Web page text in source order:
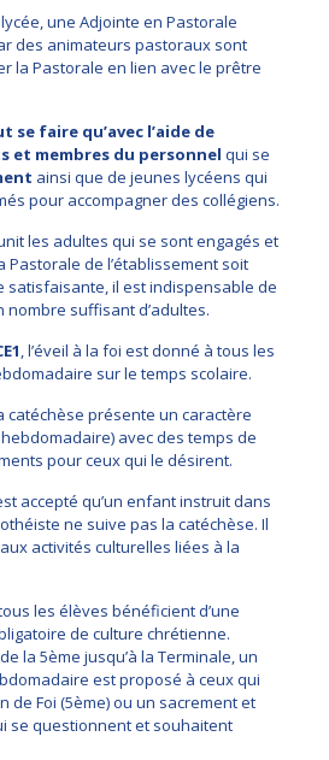
une Adjointe en Pastorale
des animateurs pastoraux sont
la Pastorale en lien avec le prêtre
se faire qu’avec l’aide de
et membres du personnel qui se
ainsi que de jeunes lycéens qui
pour accompagner des collégiens.
les adultes qui se sont engagés et
Pastorale de l’établissement soit
satisfaisante, il est indispensable de
suffisant d’adultes.
, l’éveil à la foi est donné à tous les
sur le temps scolaire.
catéchèse présente un caractère
avec des temps de
pour ceux qui le désirent.
accepté qu’un enfant instruit dans
ne suive pas la catéchèse. Il
activités culturelles liées à la
les élèves bénéficient d’une
de culture chrétienne.
la 5ème jusqu’à la Terminale, un
est proposé à ceux qui
de Foi (5ème) ou un sacrement et
se questionnent et souhaitent